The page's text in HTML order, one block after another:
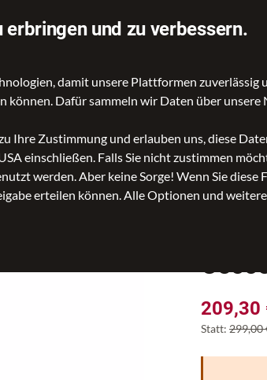
und zu verbessern.
damit unsere Plattformen
Dafür sammeln wir Daten über unsere
Ihre Zustimmung und erlauben uns, diese
einschließen. Falls Sie nicht zustimmen
werden. Aber keine Sorge! Wenn Sie
erteilen können. Alle Optionen und
Reisetaschen
Coccodrillo Sheryl Handbag Sho
Preis
209,30
Statt: 299,00